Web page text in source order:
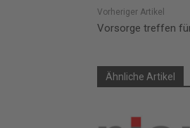
Vorheriger Artikel
Vorsorge treffen
Ähnliche Artikel